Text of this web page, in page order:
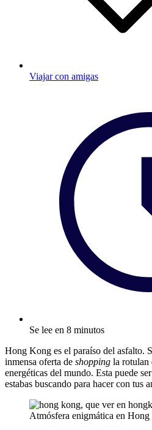
Viajar con amigas
Se lee en 8 minutos
Hong Kong es el paraíso del asfalto.
inmensa oferta de shopping la rotulan
energéticas del mundo. Esta puede
estabas buscando para hacer con tus
Atmósfera enigmática en